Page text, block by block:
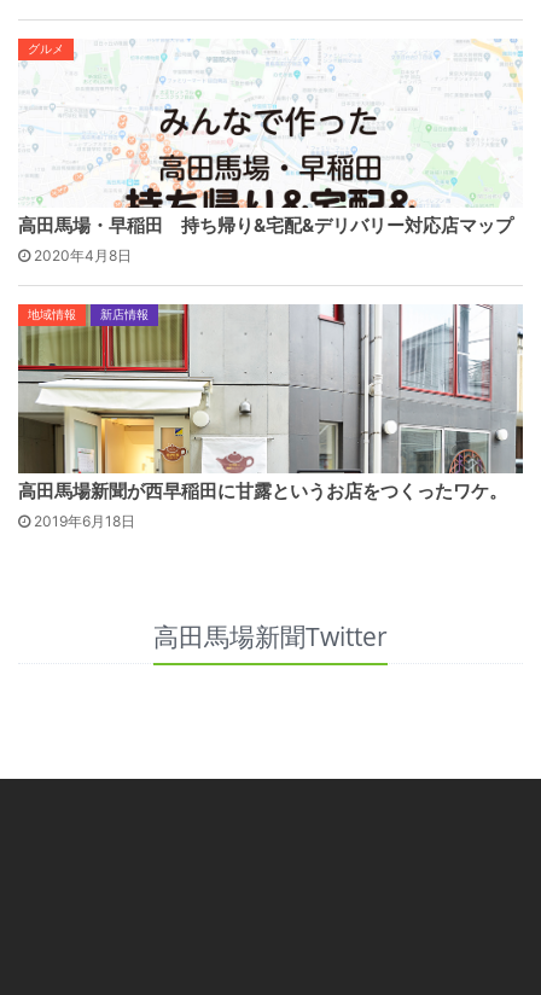
グルメ
高田馬場・早稲田 持ち帰り&宅配&デリバリー対応店マップ
2020年4月8日
地域情報 新店情報
高田馬場新聞が西早稲田に甘露というお店をつくったワケ。
2019年6月18日
高田馬場新聞Twitter